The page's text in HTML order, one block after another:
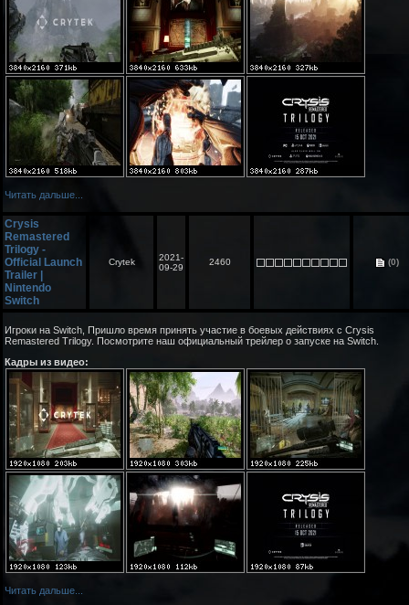
Читать дальше...
Crysis
Remastered
Trilogy -
Official Launch
Trailer |
Nintendo
Switch
Crytek
2021-
09-29
2460 (0)
Игроки на Switch, Пришло время принять участие в боевых действиях с Crysis
Remastered Trilogy. Посмотрите наш официальный трейлер о запуске на Switch.
Кадры из видео:
Читать дальше...